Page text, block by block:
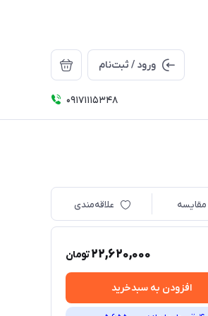
ورود / ثبت‌نام
09171115348
مقایسه علاقه‌مندی
22,620,000تومان
افزودن به سبدخرید